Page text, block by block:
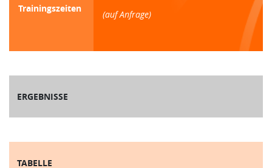
Trainingszeiten
(auf Anfrage)
ERGEBNISSE
TABELLE